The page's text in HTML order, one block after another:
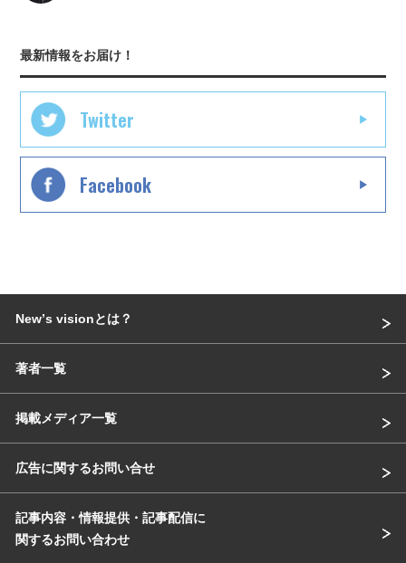
最新情報をお届け！
Twitter
Facebook
Newʼs visionとは？
著者一覧
掲載メディア一覧
広告に関するお問い合せ
記事内容・情報提供・記事配信に
関するお問い合わせ